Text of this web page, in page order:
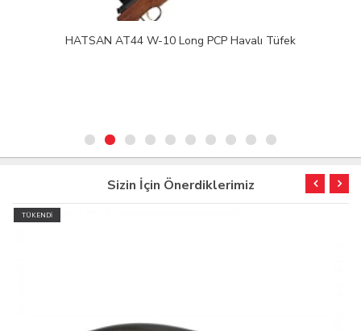
HATSAN AT44 W-10 Long PCP Havalı Tüfek
Sizin İçin Önerdiklerimiz
TÜKENDİ